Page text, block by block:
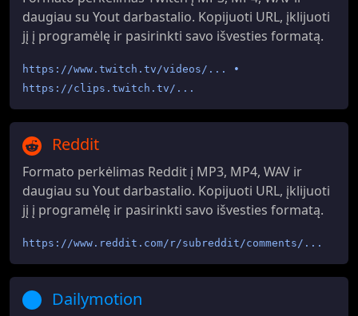
daugiau su Yout darbastalio. Kopijuoti URL, įklijuoti
jį į programėlę ir pasirinkti savo išvesties formatą.
https://www.twitch.tv/videos/... •
https://clips.twitch.tv/...
Reddit
Formato perkėlimas Reddit į MP3, MP4, WAV ir
daugiau su Yout darbastalio. Kopijuoti URL, įklijuoti
jį į programėlę ir pasirinkti savo išvesties formatą.
https://www.reddit.com/r/subreddit/comments/...
Dailymotion